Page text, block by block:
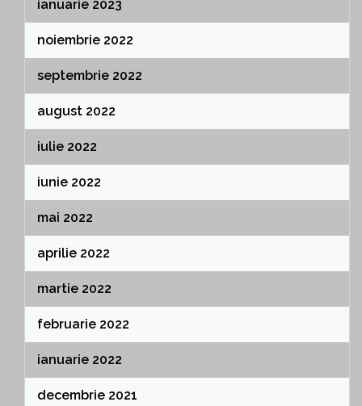
ianuarie 2023
noiembrie 2022
septembrie 2022
august 2022
iulie 2022
iunie 2022
mai 2022
aprilie 2022
martie 2022
februarie 2022
ianuarie 2022
decembrie 2021